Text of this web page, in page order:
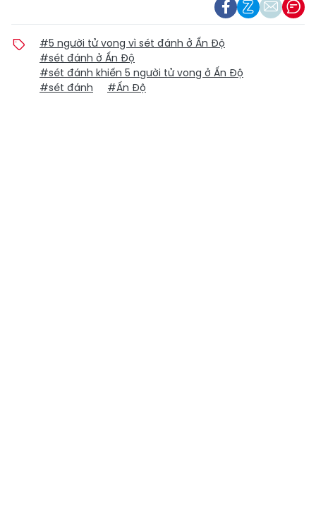
#5 người tử vong vì sét đánh ở Ấn Độ
#sét đánh ở Ấn Độ
#sét đánh khiến 5 người tử vong ở Ấn Độ
#sét đánh
#Ấn Độ